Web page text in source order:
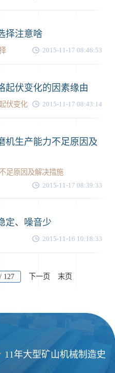
择注意啥
2015-11-17 08:46:53
起伏变化的因素缘由
伏变化 2015-11-17 08:43:14
机生产能力不足原因及
足原因及解决措施
2015-11-17 08:39:33
定、噪音少
2015-11-16 10:18:33
/ 127 下一页 末页
11年大型矿山机械制造史